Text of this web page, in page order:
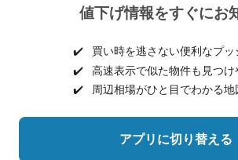
値下げ情報をすぐにお
✔️
買い時を逃さない便利なプッ
✔️
高速表示で似た物件も見つけ
✔️
周辺相場がひと目でわかる地
アプリに切り替える
個人情報保護ポリシー 利
ヘルプ・お問い合わせ 採
©NIFTY Lifestyle Co., Ltd.